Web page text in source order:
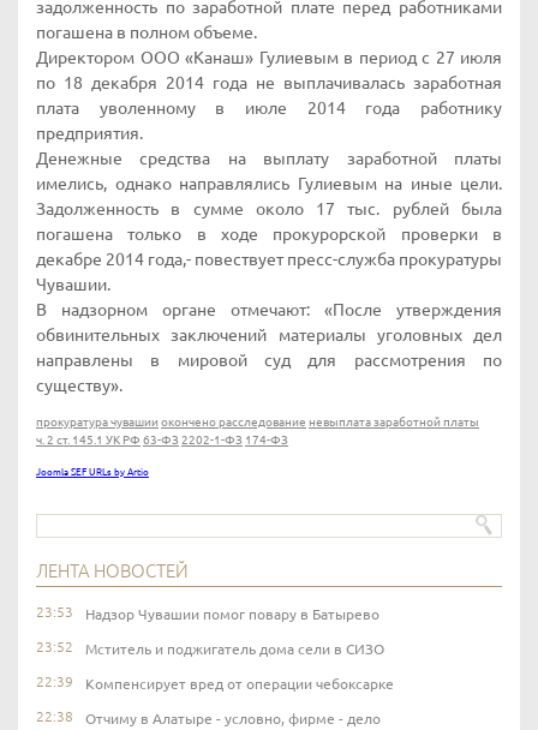
задолженность по заработной плате перед работниками
погашена в полном объеме.
Директором ООО «Канаш» Гулиевым в период с 27 июля
по 18 декабря 2014 года не выплачивалась заработная
плата уволенному в июле 2014 года работнику
предприятия.
Денежные средства на выплату заработной платы
имелись, однако направлялись Гулиевым на иные цели.
Задолженность в сумме около 17 тыс. рублей была
погашена только в ходе прокурорской проверки в
декабре 2014 года,- повествует пресс-служба прокуратуры
Чувашии.
В надзорном органе отмечают: «После утверждения
обвинительных заключений материалы уголовных дел
направлены в мировой суд для рассмотрения по
существу».
прокуратура чувашии окончено расследование невыплата заработной платы
ч. 2 ст. 145.1 УК РФ 63-ФЗ 2202-1-ФЗ 174-ФЗ
Joomla SEF URLs by Artio
ЛЕНТА НОВОСТЕЙ
23:53 Надзор Чувашии помог повару в Батырево
23:52 Мститель и поджигатель дома сели в СИЗО
22:39 Компенсирует вред от операции чебоксарке
22:38 Отчиму в Алатыре - условно, фирме - дело